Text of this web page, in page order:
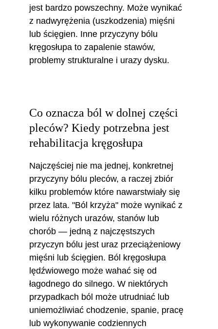
jest bardzo powszechny. Może wynikać
z nadwyrężenia (uszkodzenia) mięśni
lub ścięgien. Inne przyczyny bólu
kręgosłupa to zapalenie stawów,
problemy strukturalne i urazy dysku.
Co oznacza ból w dolnej części
pleców? Kiedy potrzebna jest
rehabilitacja kręgosłupa
Najczęściej nie ma jednej, konkretnej
przyczyny bólu pleców, a raczej zbiór
kilku problemów które nawarstwiały się
przez lata. "Ból krzyża" może wynikać z
wielu różnych urazów, stanów lub
chorób — jedną z najczęstszych
przyczyn bólu jest uraz przeciążeniowy
mięśni lub ścięgien. Ból kręgosłupa
lędźwiowego może wahać się od
łagodnego do silnego. W niektórych
przypadkach ból może utrudniać lub
uniemożliwiać chodzenie, spanie, pracę
lub wykonywanie codziennych